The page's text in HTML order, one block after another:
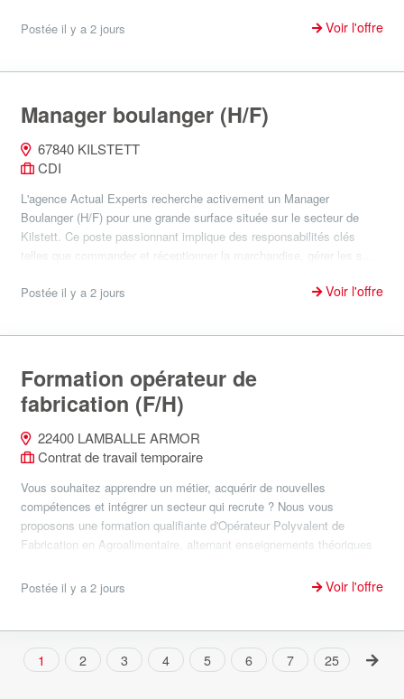
Postée il y a 2 jours Voir l'offre
Manager boulanger (H/F)
67840 KILSTETT
CDI
L'agence Actual Experts recherche activement un Manager
Boulanger (H/F) pour une grande surface située sur le secteur de
Kilstett. Ce poste passionnant implique des responsabilités clés
telles que commander et réceptionner la marchandise, gérer les s...
Postée il y a 2 jours Voir l'offre
Formation opérateur de
fabrication (F/H)
22400 LAMBALLE ARMOR
Contrat de travail temporaire
Vous souhaitez apprendre un métier, acquérir de nouvelles
compétences et intégrer un secteur qui recrute ? Nous vous
proposons une formation qualifiante d'Opérateur Polyvalent de
Fabrication en Agroalimentaire, alternant enseignements théoriques
Postée il y a 2 jours
Voir l'offre
1 2 3 4 5 6 7 25